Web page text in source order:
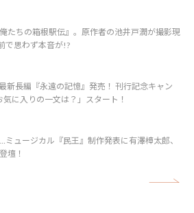
たちの箱根駅伝』。原作者の池井戸潤が撮影現
で思わず本音が!?
新長編『永遠の記憶』発売！ 刊行記念キャン
に入りの一文は？」スタート！
ュージカル『民王』制作発表に有澤樟太郎、
壇！